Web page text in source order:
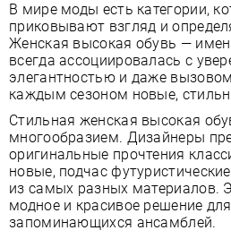
В мире моды есть категории,
приковывают взгляд и
Женская высокая обувь —
всегда ассоциировалась с
элегантностью и даже
каждым сезоном новые,
Стильная женская высокая
многообразием. Дизайнеры
оригинальные прочтения
новые, подчас
из самых разных материалов.
модное и красивое решение
запоминающихся ансамблей.